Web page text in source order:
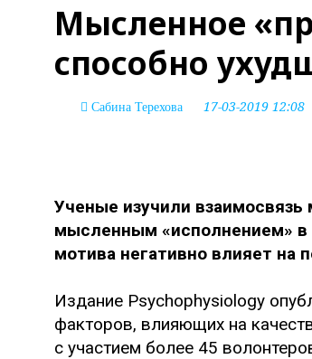
Мысленное
способно
Сабина Терехова 17-03-2019 12:08
Ученые изучили
мысленным «исполнением» в
мотива негативно влияет на
Издание Psychophysiology
факторов, влияющих на
с участием более 45